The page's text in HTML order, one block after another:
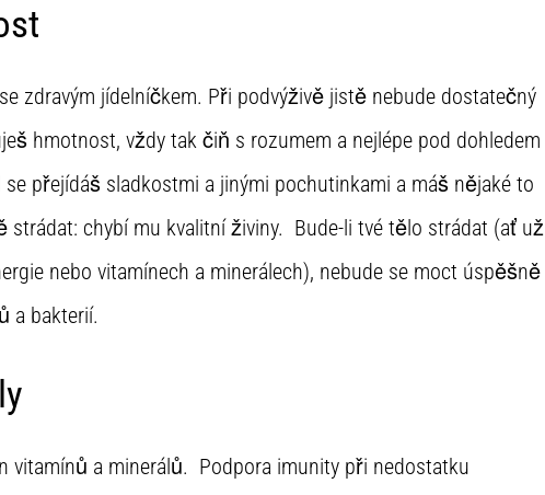
zdravým jídelníčkem. Při podvýživě jistě nebude dostatečný
hmotnost, vždy tak čiň s rozumem a nejlépe pod dohledem
přejídáš sladkostmi a jinými pochutinkami a máš nějaké to
strádat: chybí mu kvalitní živiny. Bude-li tvé tělo strádat (ať už
nebo vitamínech a minerálech), nebude se moct úspěšně
a bakterií.
vitamínů a minerálů. Podpora imunity při nedostatku